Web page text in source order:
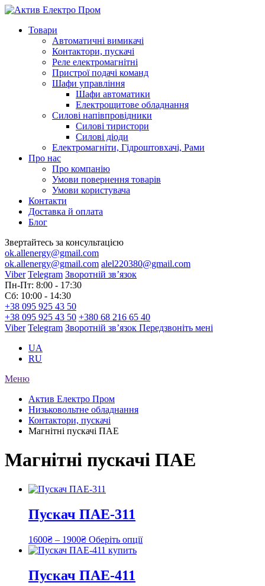
Товари
Автоматичні вимикачі
Контактори, пускачі
Реле електромагнітні
Пристрої подачі команд
Шафи управління
Шафи автоматики
Електрощитове обладнання
Силові напівпровідники
Силові тиристори
Силові діоди
Електромагніти, Гідроштовхачі, Рами
Про нас
Про компанію
Умови повернення товарів
Умови користувача
Контакти
Доставка й оплата
Блог
Звертайтесь за консультацією
ok.allenergy@gmail.com
ok.allenergy@gmail.com alel220380@gmail.com
Viber Telegram Зворотній зв’язок
Пн-Пт: 8:00 - 17:30
Сб: 10:00 - 14:30
+38 095 925 43 50
+38 095 925 43 50 +380 68 216 65 40
Viber Telegram Зворотній зв’язок Передзвоніть мені
UA
RU
Меню
Актив Електро Пром
Низьковольтне обладнання
Контактори, пускачі
Магнітні пускачі ПАЕ
Магнітні пускачі ПАЕ
Пускач ПАЕ-311
1600₴ – 1900₴ Оберіть опції
Пускач ПАЕ-411